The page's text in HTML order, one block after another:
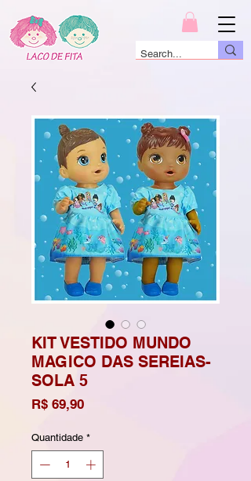
KIT VESTIDO MUNDO
MAGICO DAS SEREIAS-
SOLA 5
R$ 69,90Preço
Quantidade *